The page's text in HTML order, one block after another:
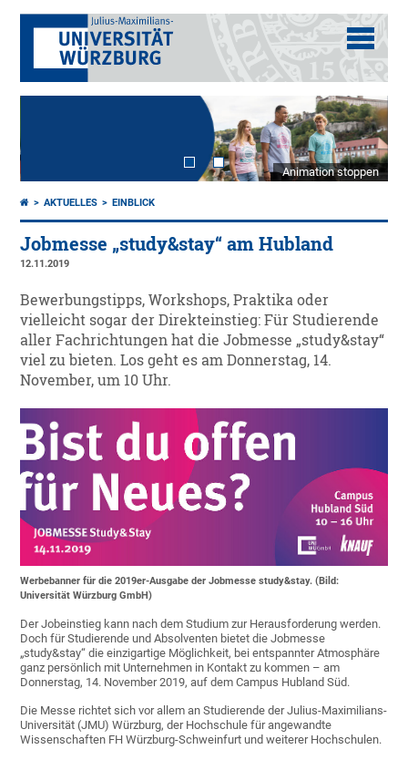
Animation stoppen
AKTUELLES EINBLICK
Jobmesse „study&stay“ am Hubland
12.11.2019
Bewerbungstipps, Workshops, Praktika oder
vielleicht sogar der Direkteinstieg: Für Studierende
aller Fachrichtungen hat die Jobmesse „study&stay“
viel zu bieten. Los geht es am Donnerstag, 14.
November, um 10 Uhr.
Werbebanner für die 2019er-Ausgabe der Jobmesse study&stay. (Bild:
Universität Würzburg GmbH)
Der Jobeinstieg kann nach dem Studium zur Herausforderung werden.
Doch für Studierende und Absolventen bietet die Jobmesse
„study&stay“ die einzigartige Möglichkeit, bei entspannter Atmosphäre
ganz persönlich mit Unternehmen in Kontakt zu kommen – am
Donnerstag, 14. November 2019, auf dem Campus Hubland Süd.
Die Messe richtet sich vor allem an Studierende der Julius-Maximilians-
Universität (JMU) Würzburg, der Hochschule für angewandte
Wissenschaften FH Würzburg-Schweinfurt und weiterer Hochschulen.